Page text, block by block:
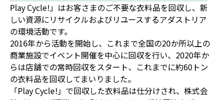
Play Cycle!」はお客さまのご不要な衣料品を回収し、新
しい資源にリサイクルおよびリユースするアダストリア
の環境活動です。
2016年から活動を開始し、これまで全国の20か所以上の
商業施設でイベント開催を中心に回収を行い、2020年か
らは店舗での常時回収をスタート、これまでに約60トン
の衣料品を回収してまいりました。
「Play Cycle!」で回収した衣料品は仕分けされ、株式会